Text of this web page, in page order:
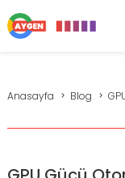
Anasayfa Blog